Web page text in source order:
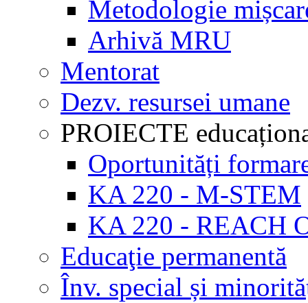
Metodologie
Arhivă MRU
Mentorat
Dezv. resursei umane
PROIECTE
Oportunități
KA 220 - M-STEM
KA 220 - REACH
Educaţie permanentă
Înv. special și